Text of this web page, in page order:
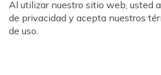
Al utilizar nuestro sitio web, usted
de privacidad y acepta nuestros
de uso.